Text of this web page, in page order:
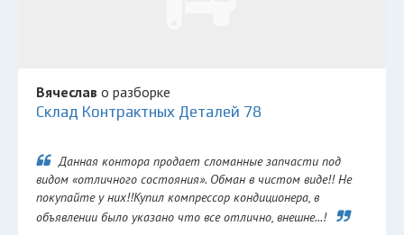
Вячеслав о разборке
Склад Контрактных Деталей 78
Данная контора продает сломанные запчасти под
видом «отличного состояния». Обман в чистом виде!! Не
покупайте у них!!Купил компрессор кондиционера, в
объявлении было указано что все отлично, внешне...!